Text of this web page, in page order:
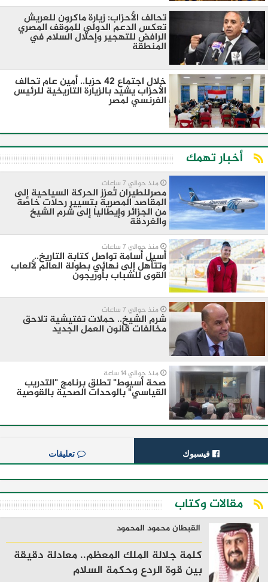
تحالف الأحزاب: زيارة ماكرون للعريش
تعكس الدعم الدولي للموقف المصري
الرافض للتهجير وإحلال السلام في
المنطقة
خلال اجتماع 42 حزبا.. أمين عام تحالف
الأحزاب يشيد بالزيارة التاريخية للرئيس
الفرنسي لمصر
أخبار تهمك
منذ حوالي 7 ساعات
مصرللطيران تُعزز الحركة السياحية إلى
المقاصد المصرية بتسيير رحلات خاصة
من الجزائر وإيطاليا إلى شرم الشيخ
والغردقة
منذ حوالي 7 ساعات
أسيل أسامة تواصل كتابة التاريخ..
وتتأهل إلى نهائي بطولة العالم لألعاب
القوى للشباب بأوريجون
منذ حوالي 7 ساعات
شرم الشيخ.. حملات تفتيشية تلاحق
مخالفات قانون العمل الجديد
منذ حوالي 14 ساعة
صحة أسيوط" تطلق برنامج "التدريب
القياسي" بالوحدات الصحية بالقوصية
فيسبوك تعليقات
مقالات وكتاب
القبطان محمود المحمود
كلمة جلالة الملك المعظم.. معادلة دقيقة
بين قوة الردع وحكمة السلام